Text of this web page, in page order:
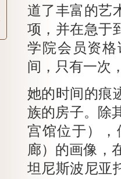
道了丰富的艺
项，并在急于
学院会员资
间，只有一次
她的时间的痕
族的房子。
除
宫馆位于），
廊）的画像，
坦尼斯波尼亚